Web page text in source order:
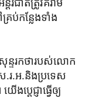
រជាតិត្រូវគំរាម
ប់​កន្លែង​ទាំង​
ន្ទរកថា​របស់​លោក
.រ.អ.​និងប្រទេស​
ប្តេជ្ញា​ធ្វើឲ្យ​